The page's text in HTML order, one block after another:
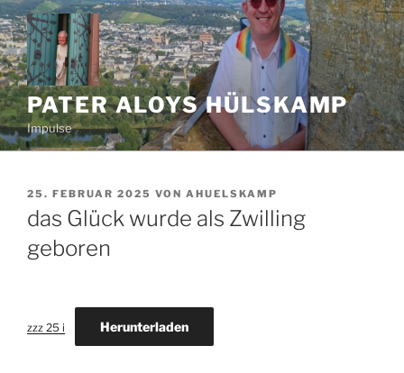
Zum
Inhalt
springen
PATER ALOYS HÜLSKAMP
Impulse
VERÖFFENTLICHT
AM
25. FEBRUAR 2025 VON AHUELSKAMP
das Glück wurde als Zwilling
geboren
zzz 25 i Herunterladen